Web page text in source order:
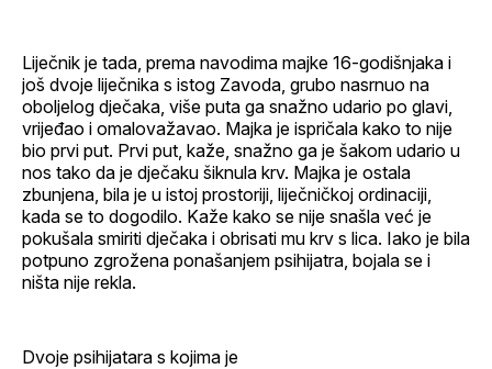
Liječnik je tada, prema navodima majke 16-godišnjaka i
još dvoje liječnika s istog Zavoda, grubo nasrnuo na
oboljelog dječaka, više puta ga snažno udario po glavi,
vrijeđao i omalovažavao. Majka je ispričala kako to nije
bio prvi put. Prvi put, kaže, snažno ga je šakom udario u
nos tako da je dječaku šiknula krv. Majka je ostala
zbunjena, bila je u istoj prostoriji, liječničkoj ordinaciji,
kada se to dogodilo. Kaže kako se nije snašla već je
pokušala smiriti dječaka i obrisati mu krv s lica. Iako je bila
potpuno zgrožena ponašanjem psihijatra, bojala se i
ništa nije rekla.
Dvoje psihijatara s kojima je